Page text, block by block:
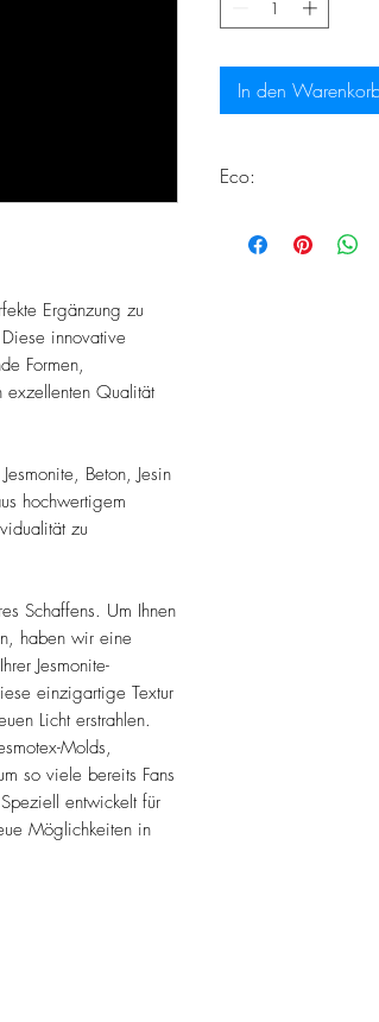
Ergänzung zu
innovative
Formen,
exzellenten Qualität
Beton, Jesin
hochwertigem
zu
Schaffens. Um Ihnen
haben wir eine
Jesmonite-
einzigartige Textur
Licht erstrahlen.
Molds,
so viele bereits Fans
entwickelt für
Möglichkeiten in
In den
Eco:
Herstellung von